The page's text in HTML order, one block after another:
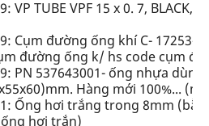
VP TUBE VPF 15 x 0. 7,
Cụm đường ống khí C- 17253-
đường ống k/ hs code cụm
PN 537643001- ống nhựa dùng
Hàng mới 100%...
Ống hơi trắng trong 8mm
hơi trắn)